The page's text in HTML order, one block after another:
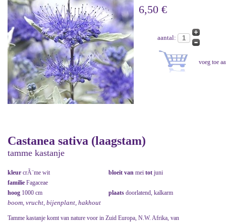
6,50 €
aantal:
Castanea sativa (laagstam)
tamme kastanje
kleur crÃ¨me wit bloeit van mei tot juni
familie Fagaceae
hoog 1000 cm plaats doorlatend, kalkarm
boom, vrucht, bijenplant, hakhout
Tamme kastanje komt van nature voor in Zuid Europa, N.W. Afrika, van